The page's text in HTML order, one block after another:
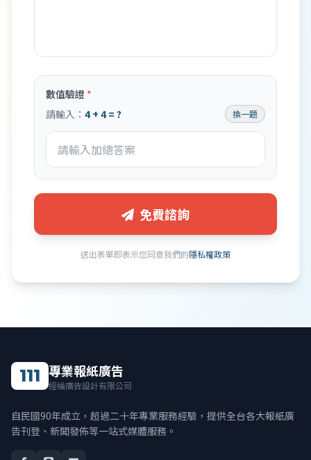
數值驗證 *
請輸入： 4 + 4 = ? 換一題
免費諮詢
送出表單即表示您同意我們的隱私權政策
111 專業報紙廣告
經綸廣告設計有限公司
自民國90年成立，超過二十年專業服務經驗，提供全台各大報紙廣
告刊登、新聞發佈等一站式媒體服務。